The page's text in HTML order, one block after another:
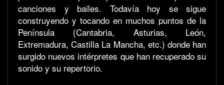
canciones y bailes. Todavía hoy se sigue
construyendo y tocando en muchos puntos de la
Península (Cantabria, Asturias, León,
Extremadura, Castilla La Mancha, etc.) donde han
surgido nuevos intérpretes que han recuperado su
sonido y su repertorio.